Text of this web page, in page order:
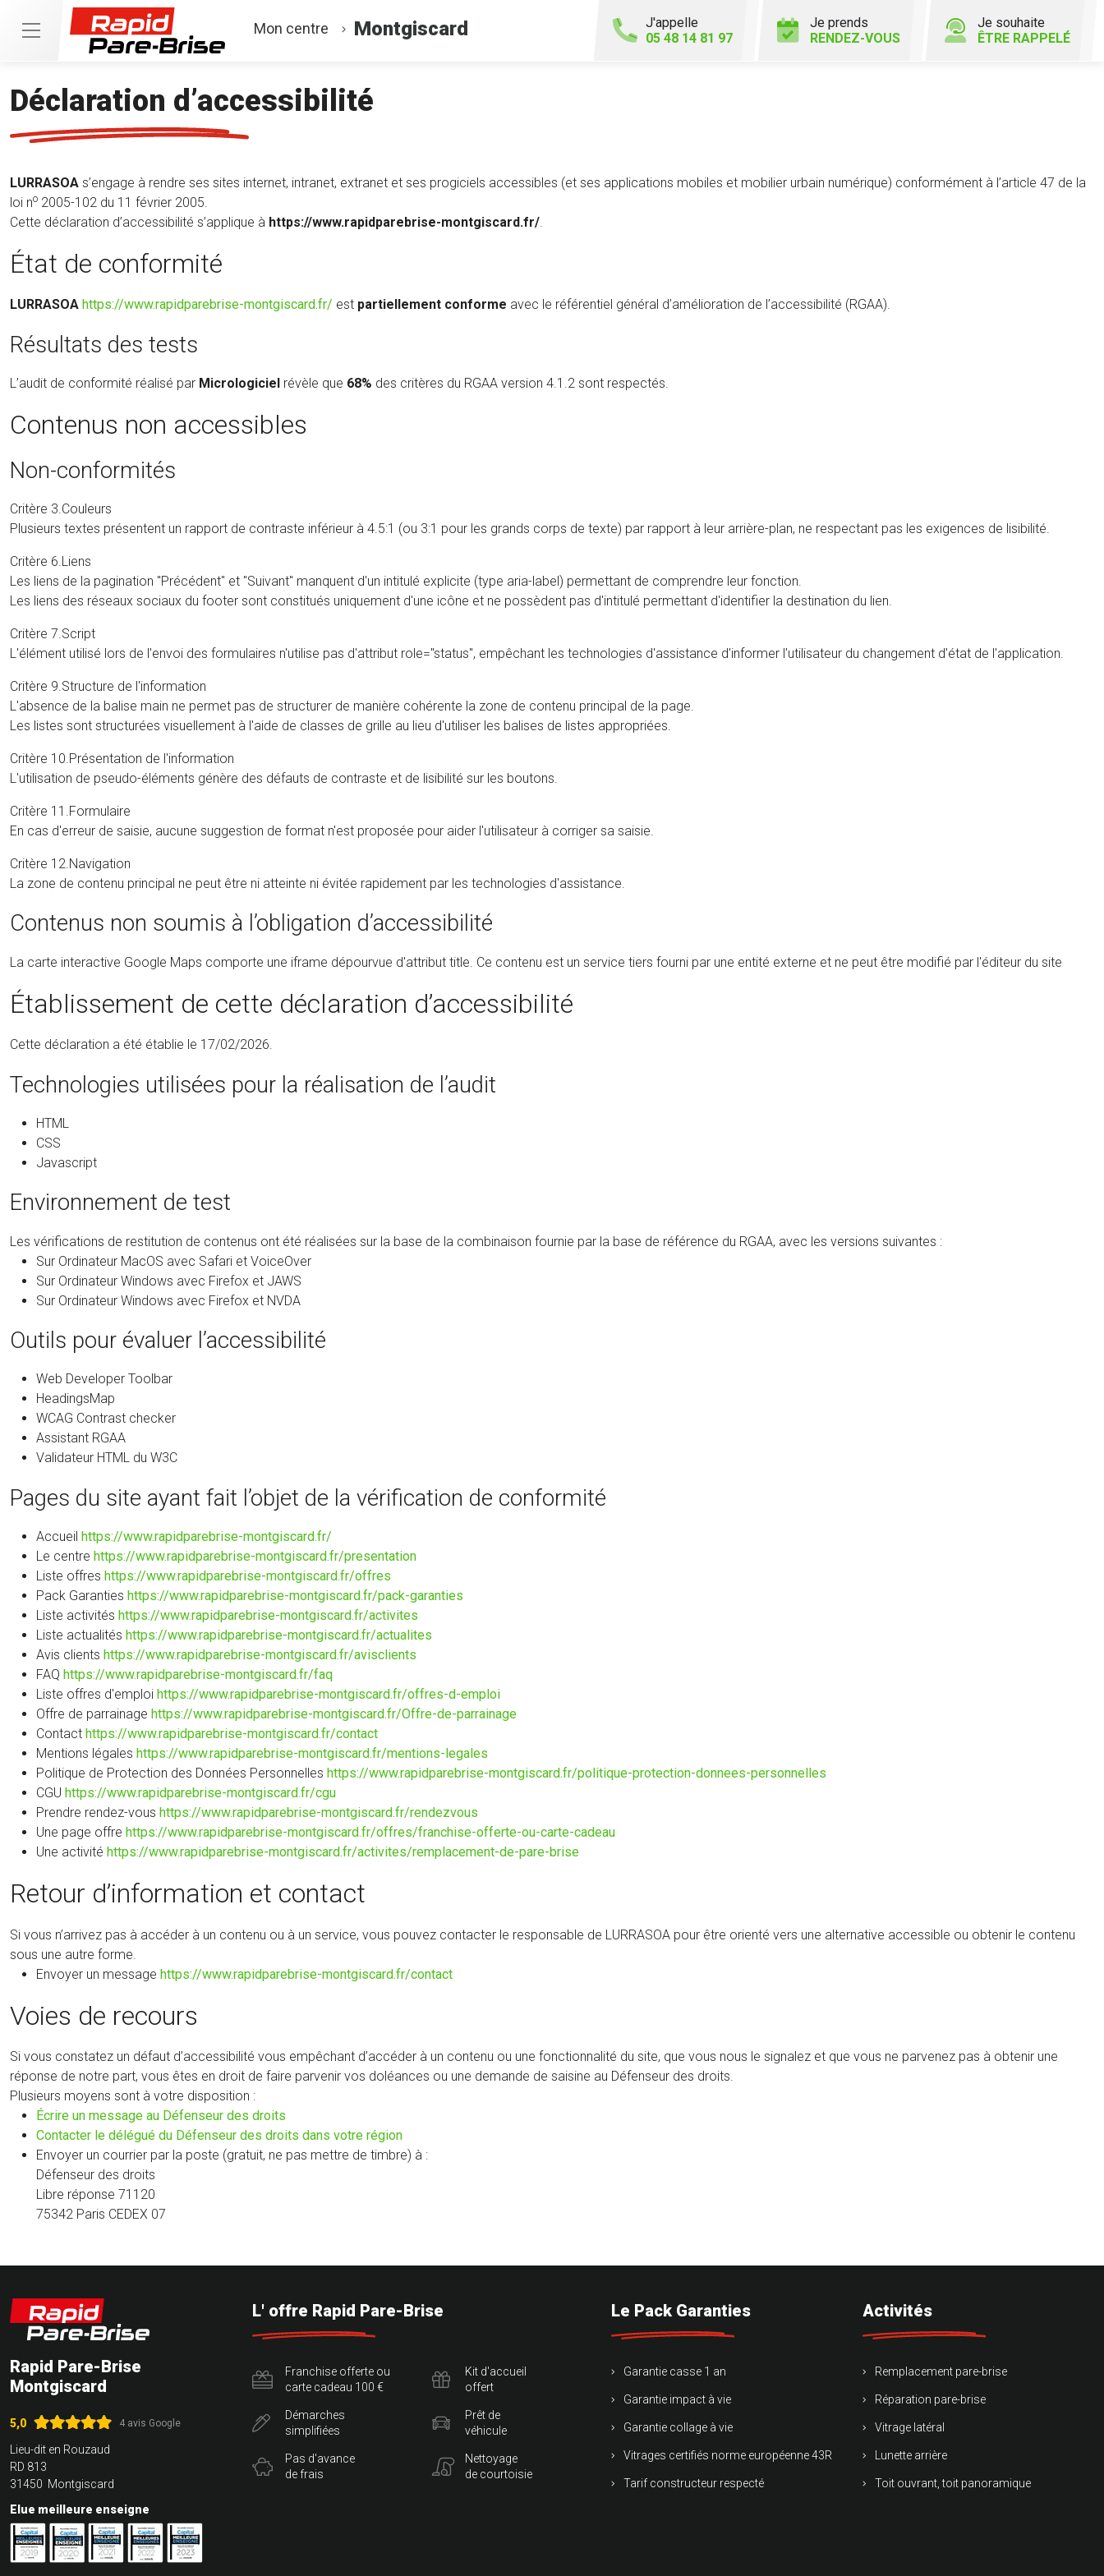
Mon centre Montgiscard
J'appelle
05 48 14 81 97
Je prends
RENDEZ-VOUS
Je souhaite
ÊTRE RAPPELÉ
Déclaration d’accessibilité
LURRASOA s’engage à rendre ses sites internet, intranet, extranet et ses progiciels accessibles (et ses applications mobiles et mobilier urbain numérique) conformément à l’article 47 de la
loi no 2005-102 du 11 février 2005.
Cette déclaration d’accessibilité s’applique à https://www.rapidparebrise-montgiscard.fr/.
État de conformité
LURRASOA https://www.rapidparebrise-montgiscard.fr/ (nouvelle
est partiellement conforme avec le référentiel général d’amélioration de l’accessibilité (RGAA).
Résultats des tests
L’audit de conformité réalisé par Micrologiciel révèle que 68% des critères du RGAA version 4.1.2 sont respectés.
Contenus non accessibles
Non-conformités
Critère 3.Couleurs
Plusieurs textes présentent un rapport de contraste inférieur à 4.5:1 (ou 3:1 pour les grands corps de texte) par rapport à leur arrière-plan, ne respectant pas les exigences de lisibilité.
Critère 6.Liens
Les liens de la pagination "Précédent" et "Suivant" manquent d'un intitulé explicite (type aria-label) permettant de comprendre leur fonction.
Les liens des réseaux sociaux du footer sont constitués uniquement d'une icône et ne possèdent pas d'intitulé permettant d'identifier la destination du lien.
Critère 7.Script
L'élément utilisé lors de l'envoi des formulaires n'utilise pas d'attribut role="status", empêchant les technologies d'assistance d'informer l'utilisateur du changement d'état de l'application.
Critère 9.Structure de l'information
L'absence de la balise main ne permet pas de structurer de manière cohérente la zone de contenu principal de la page.
Les listes sont structurées visuellement à l'aide de classes de grille au lieu d'utiliser les balises de listes appropriées.
Critère 10.Présentation de l'information
L'utilisation de pseudo-éléments génère des défauts de contraste et de lisibilité sur les boutons.
Critère 11.Formulaire
En cas d'erreur de saisie, aucune suggestion de format n'est proposée pour aider l'utilisateur à corriger sa saisie.
Critère 12.Navigation
La zone de contenu principal ne peut être ni atteinte ni évitée rapidement par les technologies d'assistance.
Contenus non soumis à l’obligation d’accessibilité
La carte interactive Google Maps comporte une iframe dépourvue d'attribut title. Ce contenu est un service tiers fourni par une entité externe et ne peut être modifié par l'éditeur du site
Établissement de cette déclaration d’accessibilité
Cette déclaration a été établie le 17/02/2026.
Technologies utilisées pour la réalisation de l’audit
HTML
CSS
Javascript
Environnement de test
Les vérifications de restitution de contenus ont été réalisées sur la base de la combinaison fournie par la base de référence du RGAA, avec les versions suivantes :
Sur Ordinateur MacOS avec Safari et VoiceOver
Sur Ordinateur Windows avec Firefox et JAWS
Sur Ordinateur Windows avec Firefox et NVDA
Outils pour évaluer l’accessibilité
Web Developer Toolbar
HeadingsMap
WCAG Contrast checker
Assistant RGAA
Validateur HTML du W3C
Pages du site ayant fait l’objet de la vérification de conformité
Accueil https://www.rapidparebrise-montgiscard.fr/
Le centre https://www.rapidparebrise-montgiscard.fr/presentation
Liste offres https://www.rapidparebrise-montgiscard.fr/offres
Pack Garanties https://www.rapidparebrise-montgiscard.fr/pack-garanties
Liste activités https://www.rapidparebrise-montgiscard.fr/activites
Liste actualités https://www.rapidparebrise-montgiscard.fr/actualites
Avis clients https://www.rapidparebrise-montgiscard.fr/avisclients
FAQ https://www.rapidparebrise-montgiscard.fr/faq
Liste offres d'emploi https://www.rapidparebrise-montgiscard.fr/offres-d-emploi
Offre de parrainage https://www.rapidparebrise-montgiscard.fr/Offre-de-parrainage
Contact https://www.rapidparebrise-montgiscard.fr/contact
Mentions légales https://www.rapidparebrise-montgiscard.fr/mentions-legales
Politique de Protection des Données Personnelles https://www.rapidparebrise-montgiscard.fr/politique-protection-donnees-personnelles
CGU https://www.rapidparebrise-montgiscard.fr/cgu
Prendre rendez-vous https://www.rapidparebrise-montgiscard.fr/rendezvous
Une page offre https://www.rapidparebrise-montgiscard.fr/offres/franchise-offerte-ou-carte-cadeau
Une activité https://www.rapidparebrise-montgiscard.fr/activites/remplacement-de-pare-brise
Retour d’information et contact
Si vous n’arrivez pas à accéder à un contenu ou à un service, vous pouvez contacter le responsable de LURRASOA pour être orienté vers une alternative accessible ou obtenir le contenu
sous une autre forme.
Envoyer un message https://www.rapidparebrise-montgiscard.fr/contact
Voies de recours
Si vous constatez un défaut d’accessibilité vous empêchant d’accéder à un contenu ou une fonctionnalité du site, que vous nous le signalez et que vous ne parvenez pas à obtenir une
réponse de notre part, vous êtes en droit de faire parvenir vos doléances ou une demande de saisine au Défenseur des droits.
Plusieurs moyens sont à votre disposition :
Écrire un message au Défenseur des droits
fenêtre)
Contacter le délégué du Défenseur des droits dans votre région(nouvelle
fenêtre)
Envoyer un courrier par la poste (gratuit, ne pas mettre de timbre) à :
Défenseur des droits
Libre réponse 71120
75342 Paris CEDEX 07
Rapid Pare-Brise
Montgiscard
5,0 4 avis Google
Lieu-dit en Rouzaud
RD 813
31450 Montgiscard
Elue meilleure enseigne
L' offre Rapid Pare-Brise
Franchise offerte ou
carte cadeau 100 €
Démarches
simplifiées
Pas d'avance
de frais
Kit d'accueil
offert
Prêt de
véhicule
Nettoyage
de courtoisie
Le Pack Garanties
Garantie casse 1 an
Garantie impact à vie
Garantie collage à vie
Vitrages certifiés norme européenne 43R
Tarif constructeur respecté
Activités
Remplacement pare-brise
Réparation pare-brise
Vitrage latéral
Lunette arrière
Toit ouvrant, toit panoramique